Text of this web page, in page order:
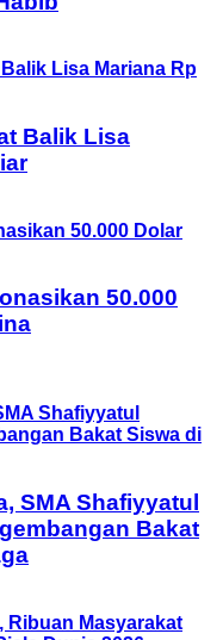
Balik Lisa
50.000
SMA Shafiyyatul
Bakat